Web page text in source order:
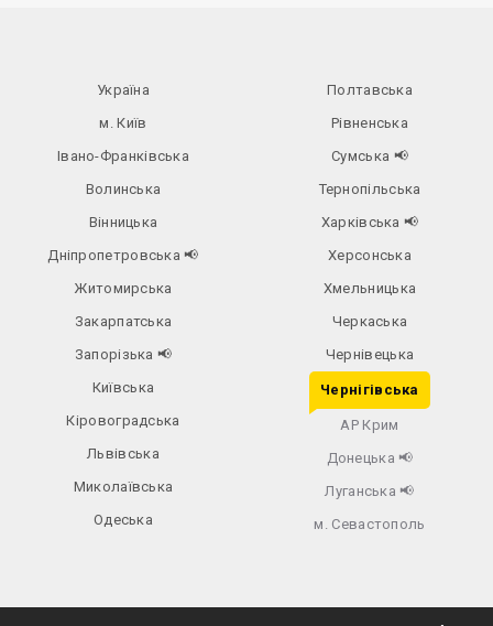
Україна
м. Київ
Івано-Франківська
Волинська
Вінницька
Дніпропетровська📢
Житомирська
Закарпатська
Запорізька 📢
Київська
Кіровоградська
Львівська
Миколаївська
Одеська
Полтавська
Рівненська
Сумська 📢
Тернопільська
Харківська 📢
Херсонська
Хмельницька
Черкаська
Чернівецька
Чернігівська
АР Крим
Донецька 📢
Луганська 📢
м. Севастополь